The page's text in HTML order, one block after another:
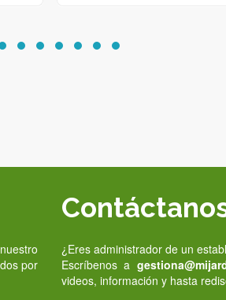
por
¿Eres administrador de un
Escríbenos a
videos, información y hasta